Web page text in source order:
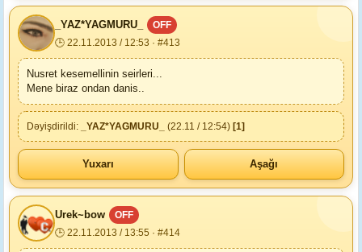
_YAZ*YAGMURU_
OFF
🕒 22.11.2013 / 12:53 · #413
Nusret kesemellinin seirleri...
Mene biraz ondan danis..
Dəyişdirildi: _YAZ*YAGMURU_ (22.11 / 12:54) [1]
Yuxarı Aşağı
Urek~bow
OFF
🕒 22.11.2013 / 13:55 · #414